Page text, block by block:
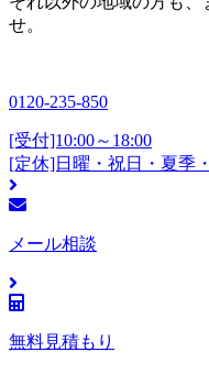
せ。
0120-235-850
[受付]10:00～18:00
[定休]日曜・祝日・夏季
メール相談
無料見積もり